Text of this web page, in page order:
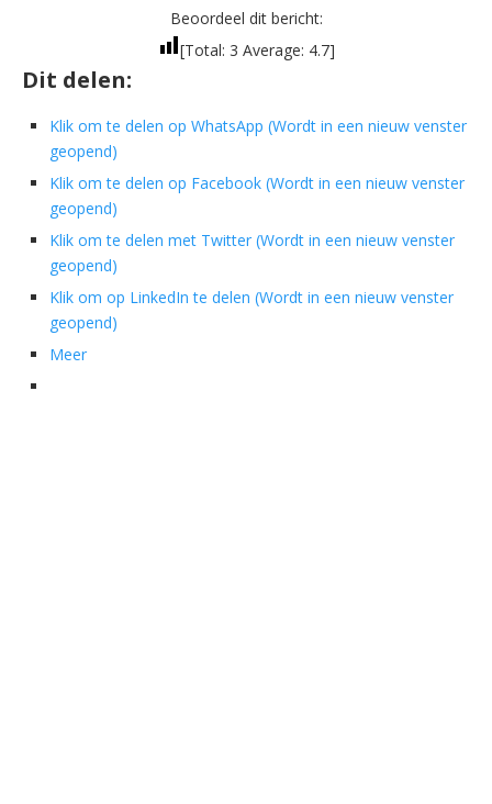
Beoordeel dit bericht:
[Total: 3 Average: 4.7]
Dit delen:
Klik om te delen op WhatsApp (Wordt in een nieuw venster
geopend)
Klik om te delen op Facebook (Wordt in een nieuw venster
geopend)
Klik om te delen met Twitter (Wordt in een nieuw venster
geopend)
Klik om op LinkedIn te delen (Wordt in een nieuw venster
geopend)
Meer